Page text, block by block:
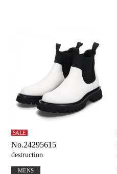
SALE
No.24295615
destruction
MENS